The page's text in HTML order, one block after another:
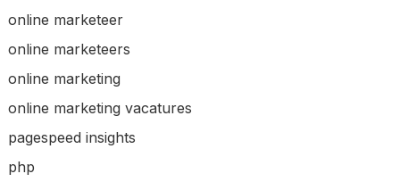
online marketeer
online marketeers
online marketing
online marketing vacatures
pagespeed insights
php